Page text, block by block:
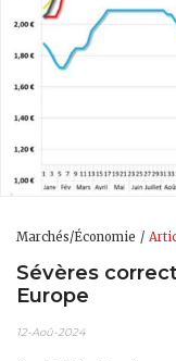
Marchés/Économie
Sévères
Europe
12-Aoû-2024